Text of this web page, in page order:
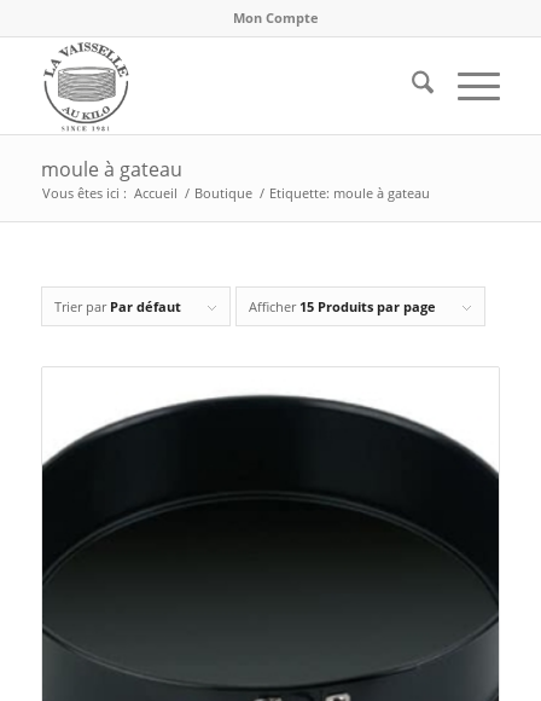
Mon Compte
moule à gateau
Vous êtes ici : Accueil / Boutique / Etiquette: moule à gateau
Trier par Par défaut Afficher 15 Produits par page